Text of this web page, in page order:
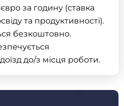
за годину (ставка
та продуктивності).
безкоштовно.
до/з місця роботи.